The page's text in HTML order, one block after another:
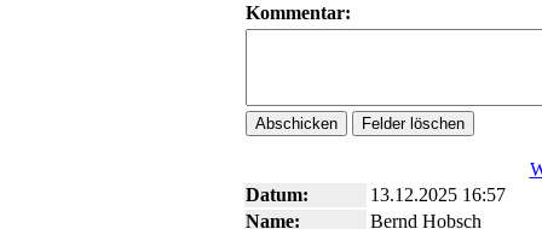
Kommentar:
Datum:
13.12.2025 16:57
Name:
Bernd Hobsch